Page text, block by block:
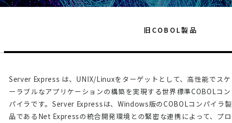
旧COBOL製品
Server Express は、UNIX/Linuxをターゲットとして、高性能でスケ
ーラブルなアプリケーションの構築を実現する世界標準COBOLコン
パイラです。Server Expressは、Windows版のCOBOLコンパイラ製
品であるNet Expressの統合開発環境との緊密な連携によって、プロ